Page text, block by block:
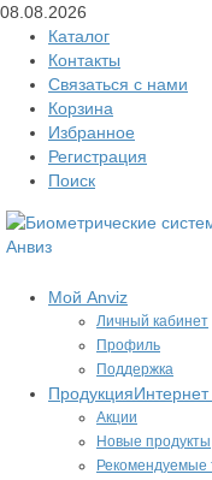
08.08.2026
Каталог
Контакты
Связаться с нами
Корзина
Избранное
Регистрация
Поиск
Мой Anviz
Личный кабинет
Профиль
Поддержка
Продукция
Акции
Новые продукты
Рекомендуемые